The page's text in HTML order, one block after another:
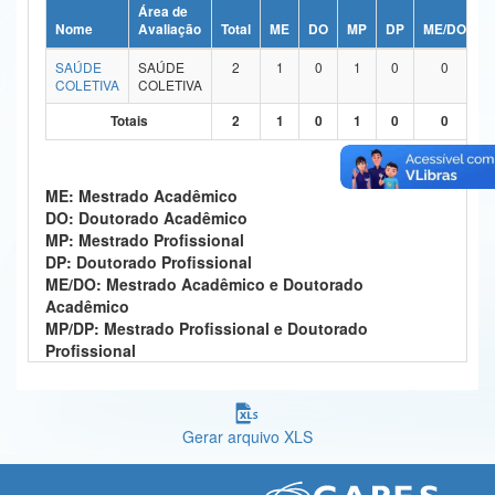
Ministério da Ciência, Tecnologia, Inovações e Comunicações
Ministério do Meio Ambiente
Ministério do Turismo
Controladoria-Geral da União
Ministério da Mulher, da Família e dos Direitos Humanos
Secretaria-Geral
Secretaria de Governo
Banco Central do Brasil
Nome
Área de
Avaliação
Total ME DO MP DP ME/DO
SAÚDE
COLETIVA
SAÚDE
COLETIVA
2 1 0 1 0 0
Totais 2 1 0 1 0 0
ME: Mestrado Acadêmico
DO: Doutorado Acadêmico
MP: Mestrado Profissional
DP: Doutorado Profissional
ME/DO: Mestrado Acadêmico e Doutorado
Acadêmico
MP/DP: Mestrado Profissional e Doutorado
Profissional
Gerar arquivo XLS